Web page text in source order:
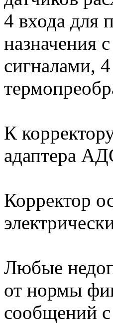
4 входа для
назначения
сигналами,
К
адаптера
Корректор
Любые
от нормы
сообщений